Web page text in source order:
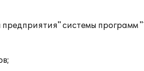
системы программ